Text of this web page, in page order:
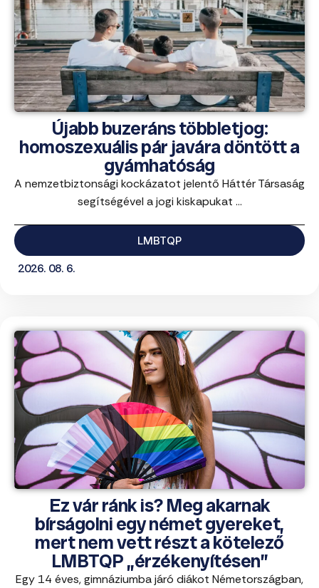
Újabb buzeráns többletjog:
homoszexuális pár javára döntött a
gyámhatóság
A nemzetbiztonsági kockázatot jelentő Háttér Társaság
segítségével a jogi kiskapukat ...
LMBTQP
2026. 08. 6.
Ez vár ránk is? Meg akarnak
bírságolni egy német gyereket,
mert nem vett részt a kötelező
LMBTQP „érzékenyítésen”
Egy 14 éves, gimnáziumba járó diákot Németországban,